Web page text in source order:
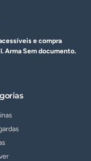
e compra
ArmaSem documento.